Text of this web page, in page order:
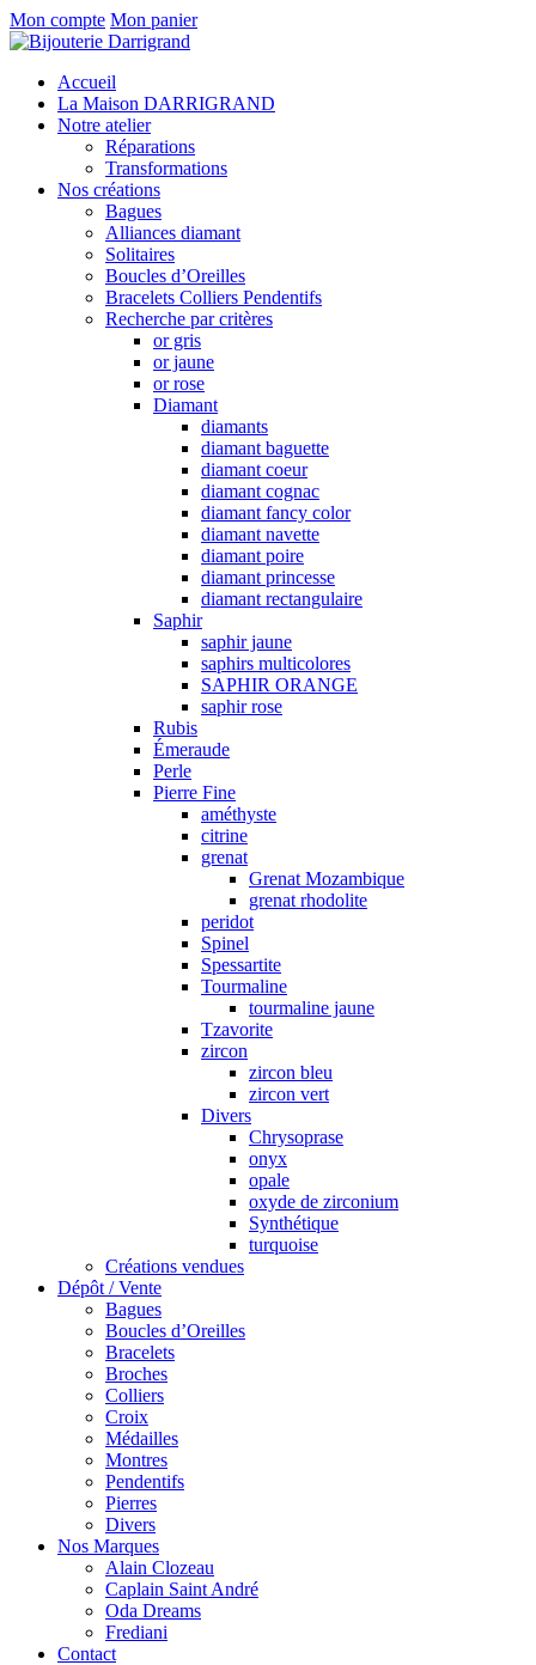
Mon compte Mon panier
Accueil
La Maison DARRIGRAND
Notre atelier
Réparations
Transformations
Nos créations
Bagues
Alliances diamant
Solitaires
Boucles d’Oreilles
Bracelets Colliers Pendentifs
Recherche par critères
or gris
or jaune
or rose
Diamant
diamants
diamant baguette
diamant coeur
diamant cognac
diamant fancy color
diamant navette
diamant poire
diamant princesse
diamant rectangulaire
Saphir
saphir jaune
saphirs multicolores
SAPHIR ORANGE
saphir rose
Rubis
Émeraude
Perle
Pierre Fine
améthyste
citrine
grenat
Grenat Mozambique
grenat rhodolite
peridot
Spinel
Spessartite
Tourmaline
tourmaline jaune
Tzavorite
zircon
zircon bleu
zircon vert
Divers
Chrysoprase
onyx
opale
oxyde de zirconium
Synthétique
turquoise
Créations vendues
Dépôt / Vente
Bagues
Boucles d’Oreilles
Bracelets
Broches
Colliers
Croix
Médailles
Montres
Pendentifs
Pierres
Divers
Nos Marques
Alain Clozeau
Caplain Saint André
Oda Dreams
Frediani
Contact